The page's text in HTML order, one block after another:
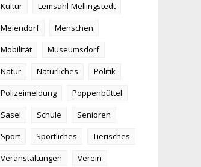
Kultur
Lemsahl-Mellingstedt
Meiendorf
Menschen
Mobilität
Museumsdorf
Natur
Natürliches
Politik
Polizeimeldung
Poppenbüttel
Sasel
Schule
Senioren
Sport
Sportliches
Tierisches
Veranstaltungen
Verein